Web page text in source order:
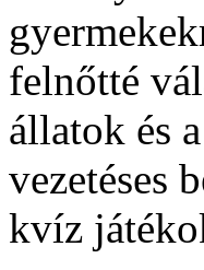
felnőtté
állatok és
vezetéses
kvíz